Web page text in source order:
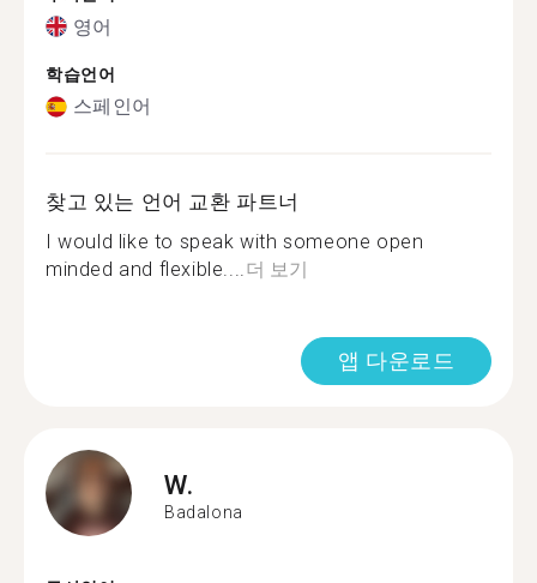
영어
학습언어
스페인어
찾고 있는 언어 교환 파트너
I would like to speak with someone open
minded and flexible....더 보기
앱 다운로드
W.
Badalona